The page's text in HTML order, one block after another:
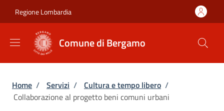
Regione Lombardia
Comune di Bergamo
Briciole di pane
Home / Servizi / Cultura e tempo libero /
Collaborazione al progetto beni comuni urbani